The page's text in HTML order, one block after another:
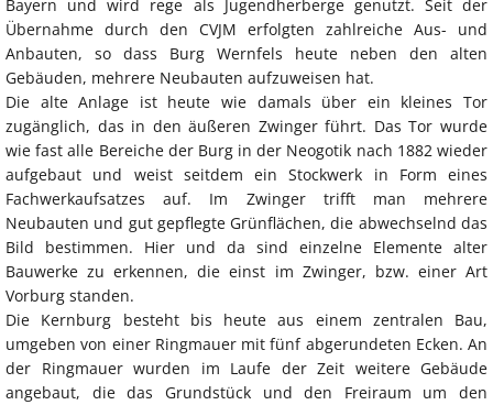
Bayern und wird rege als Jugendherberge genutzt. Seit der
Übernahme durch den CVJM erfolgten zahlreiche Aus- und
Anbauten, so dass Burg Wernfels heute neben den alten
Gebäuden, mehrere Neubauten aufzuweisen hat.
Die alte Anlage ist heute wie damals über ein kleines Tor
zugänglich, das in den äußeren Zwinger führt. Das Tor wurde
wie fast alle Bereiche der Burg in der Neogotik nach 1882 wieder
aufgebaut und weist seitdem ein Stockwerk in Form eines
Fachwerkaufsatzes auf. Im Zwinger trifft man mehrere
Neubauten und gut gepflegte Grünflächen, die abwechselnd das
Bild bestimmen. Hier und da sind einzelne Elemente alter
Bauwerke zu erkennen, die einst im Zwinger, bzw. einer Art
Vorburg standen.
Die Kernburg besteht bis heute aus einem zentralen Bau,
umgeben von einer Ringmauer mit fünf abgerundeten Ecken. An
der Ringmauer wurden im Laufe der Zeit weitere Gebäude
angebaut, die das Grundstück und den Freiraum um den